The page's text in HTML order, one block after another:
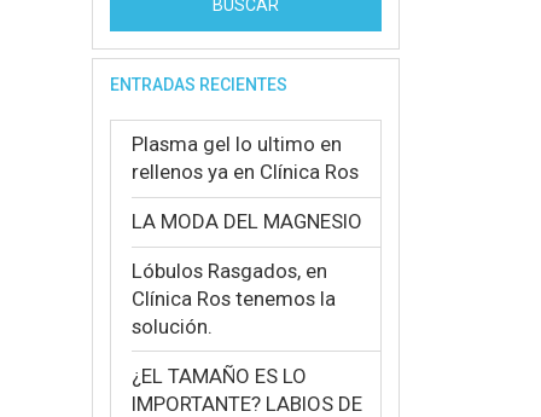
ENTRADAS RECIENTES
Plasma gel lo ultimo en
rellenos ya en Clínica Ros
LA MODA DEL MAGNESIO
Lóbulos Rasgados, en
Clínica Ros tenemos la
solución.
¿EL TAMAÑO ES LO
IMPORTANTE? LABIOS DE